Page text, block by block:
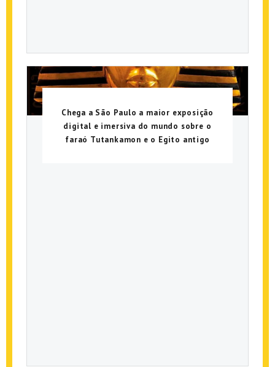
Chega a São Paulo a maior exposição
digital e imersiva do mundo sobre o
faraó Tutankamon e o Egito antigo